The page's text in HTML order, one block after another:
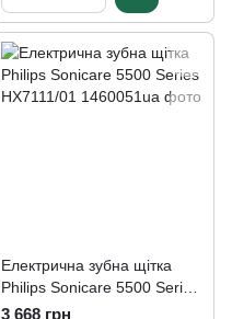
Електрична зубна щітка
Philips Sonicare 5500 Series
HX7111/01
3 668 грн